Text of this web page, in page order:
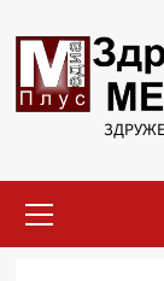
to
content
Menu